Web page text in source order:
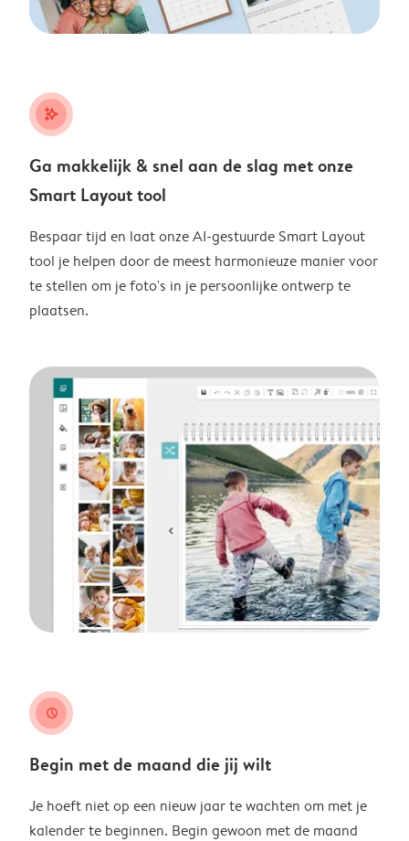
stars_plus
Ga makkelijk & snel aan de slag met onze
Smart Layout tool
Bespaar tijd en laat onze AI-gestuurde Smart Layout
tool je helpen door de meest harmonieuze manier voor
te stellen om je foto's in je persoonlijke ontwerp te
plaatsen.
clock
Begin met de maand die jij wilt
Je hoeft niet op een nieuw jaar te wachten om met je
kalender te beginnen. Begin gewoon met de maand